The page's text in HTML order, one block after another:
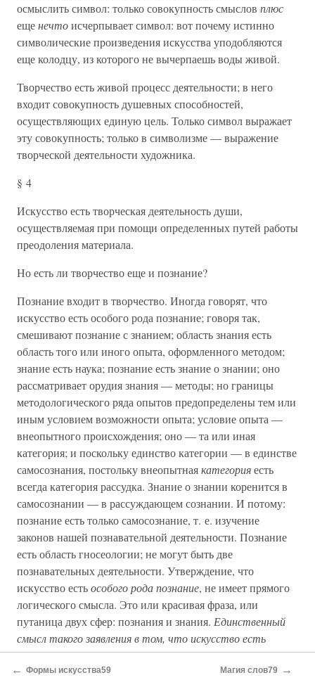
осмыслить символ: только совокупность смыслов плюс
ещенечтоисчерпывает символ: вот почему истинно
символические произведения искусства уподобляются
еще колодцу, из которого не вычерпаешь воды живой.
Творчество есть живой процесс деятельности; в него
входит совокупность душевных способностей,
осуществляющих единую цель. Только символ выражает
эту совокупность; только в символизме — выражение
творческой деятельности художника.
§ 4
Искусство есть творческая деятельность души,
осуществляемая при помощи определенных путей работы
преодоления материала.
Но есть ли творчество еще и познание?
Познание входит в творчество. Иногда говорят, что
искусство есть особого рода познание; говоря так,
смешивают познание с знанием; область знания есть
область того или иного опыта, оформленного методом;
знание есть наука; познание есть знание о знании; оно
рассматривает орудия знания — методы; но границы
методологического ряда опытов предопределены тем или
иным условием возможности опыта; условие опыта —
внеопытного происхождения; оно — та или иная
категория; и поскольку единство категории — в единстве
самосознания, постольку внеопытнаякатегорияесть
всегда категория рассудка. Знание о знании коренится в
самосознании — в рассуждающем сознании. И потому:
познание есть только самосознание, т. е. изучение
законов нашей познавательной деятельности. Познание
есть область гносеологии; не могут быть две
познавательных деятельности. Утверждение, что
искусство естьособого рода познание, не имеет прямого
логического смысла. Это или красивая фраза, или
путаница двух сфер: познания и знания. Единственный
смысл такого заявления в том, что искусство есть
знание; вывод — искусство есть осознаваемая наука.
Выводы из этого вывода убийственны для всякого
← Формы искусства59 Магия слов79 →